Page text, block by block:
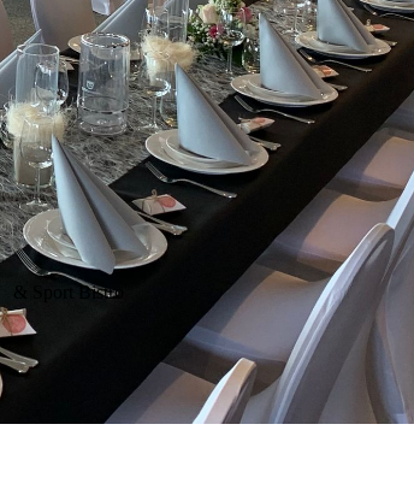
& Sport Bistro